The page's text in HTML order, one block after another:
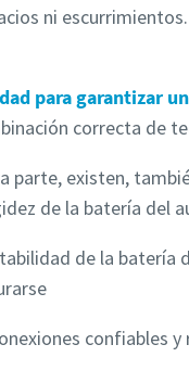
ni escurrimientos.
para garantizar
correcta de
parte, existen,
de la batería del
de la batería
confiables